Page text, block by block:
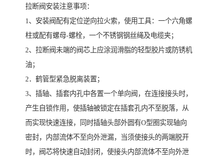
拉断阀安装注意事项：
1、安装阀配有定位逆向拉火索，使用工具：一个六角螺
柱或配有螺母-螺栓，一个不锈钢钢丝绳及电缆夹；
2、拉断阀未端的阀芯上应涂润滑脂的轻型胶片或防锈机
油；
2．鹤管型紧急脱离装置；
3、插轴、插套内孔中各置一个单向阀，在连接接头时，
产生自锁作用，使插轴被锁定在插套孔内不至脱落，从
而实现快速连接，同时插轴头部外圆有O型圈实现轴向
密封，内部流体不至向外泄漏，当须使接头的两端脱开
时，阀芯将快速自动封闭，使接头内部流体不至向外泄